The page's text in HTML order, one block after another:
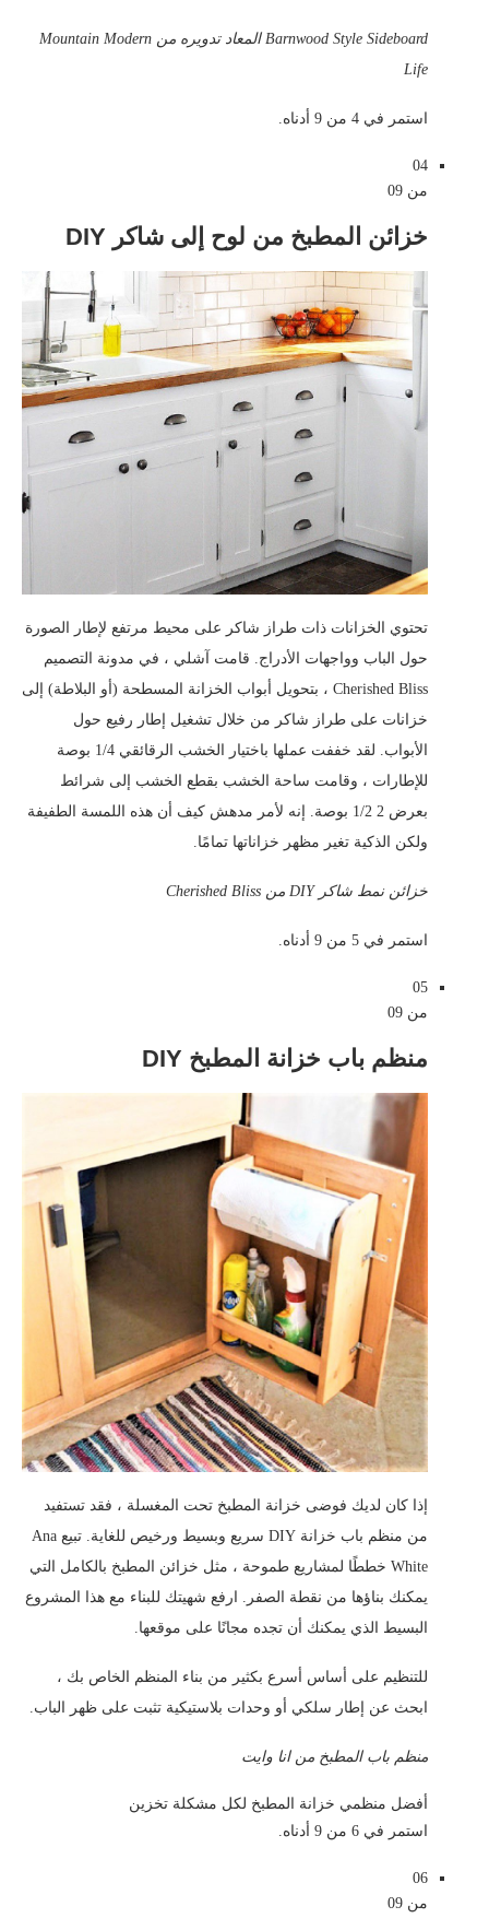
Barnwood Style Sideboard المعاد تدويره من Mountain Modern
Life
استمر في 4 من 9 أدناه.
04
من 09
خزائن المطبخ من لوح إلى شاكر DIY
تحتوي الخزانات ذات طراز شاكر على محيط مرتفع لإطار الصورة
حول الباب وواجهات الأدراج. قامت آشلي ، في مدونة التصميم
Cherished Bliss ، بتحويل أبواب الخزانة المسطحة (أو البلاطة) إلى
خزانات على طراز شاكر من خلال تشغيل إطار رفيع حول
الأبواب. لقد خففت عملها باختيار الخشب الرقائقي 1/4 بوصة
للإطارات ، وقامت ساحة الخشب بقطع الخشب إلى شرائط
بعرض 2 1/2 بوصة. إنه لأمر مدهش كيف أن هذه اللمسة الطفيفة
ولكن الذكية تغير مظهر خزاناتها تمامًا.
خزائن نمط شاكر DIY من Cherished Bliss
استمر في 5 من 9 أدناه.
05
من 09
منظم باب خزانة المطبخ DIY
إذا كان لديك فوضى خزانة المطبخ تحت المغسلة ، فقد تستفيد
من منظم باب خزانة DIY سريع وبسيط ورخيص للغاية. تبيع Ana
White خططًا لمشاريع طموحة ، مثل خزائن المطبخ بالكامل التي
يمكنك بناؤها من نقطة الصفر. ارفع شهيتك للبناء مع هذا المشروع
البسيط الذي يمكنك أن تجده مجانًا على موقعها.
للتنظيم على أساس أسرع بكثير من بناء المنظم الخاص بك ،
ابحث عن إطار سلكي أو وحدات بلاستيكية تثبت على ظهر الباب.
منظم باب المطبخ من انا وايت
أفضل منظمي خزانة المطبخ لكل مشكلة تخزين
استمر في 6 من 9 أدناه.
06
من 09